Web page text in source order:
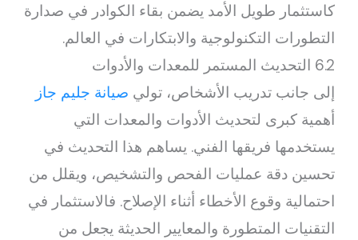
كاستثمار طويل الأمد يضمن بقاء الكوادر في صدارة
التطورات التكنولوجية والابتكارات في العالم.
6.2 التحديث المستمر للمعدات والأدوات
إلى جانب تدريب الأشخاص، تولي صيانة جليم جاز
أهمية كبرى لتحديث الأدوات والمعدات التي
يستخدمها فريقها الفني. يساهم هذا التحديث في
تحسين دقة عمليات الفحص والتشخيص، ويقلل من
احتمالية وقوع الأخطاء أثناء الإصلاح. فالاستثمار في
التقنيات المتطورة والمعايير الحديثة يجعل من